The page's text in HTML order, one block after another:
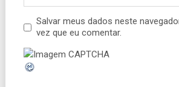
Salvar meus dados neste
vez que eu comentar.